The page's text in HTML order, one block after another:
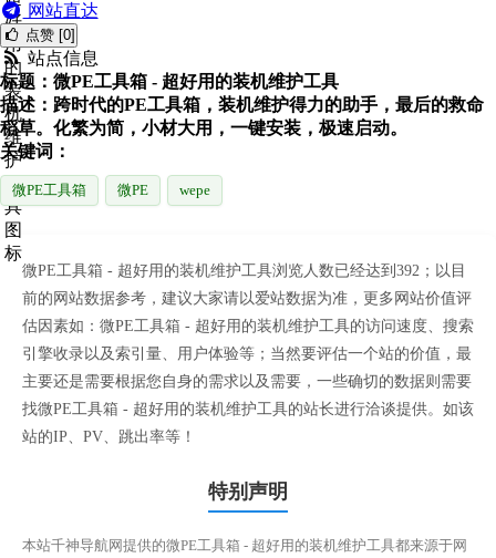
网站直达
点赞 [0]
站点信息
标题：微PE工具箱 - 超好用的装机维护工具
描述：跨时代的PE工具箱，装机维护得力的助手，最后的救命
稻草。化繁为简，小材大用，一键安装，极速启动。
关键词：
微PE工具箱 微PE wepe
微PE工具箱 - 超好用的装机维护工具浏览人数已经达到392；以目
前的网站数据参考，建议大家请以爱站数据为准，更多网站价值评
估因素如：微PE工具箱 - 超好用的装机维护工具的访问速度、搜索
引擎收录以及索引量、用户体验等；当然要评估一个站的价值，最
主要还是需要根据您自身的需求以及需要，一些确切的数据则需要
找微PE工具箱 - 超好用的装机维护工具的站长进行洽谈提供。如该
站的IP、PV、跳出率等！
特别声明
本站千神导航网提供的微PE工具箱 - 超好用的装机维护工具都来源于网